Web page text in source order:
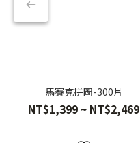
馬賽克拼圖-300片
NT$1,399 ~ NT$2,469